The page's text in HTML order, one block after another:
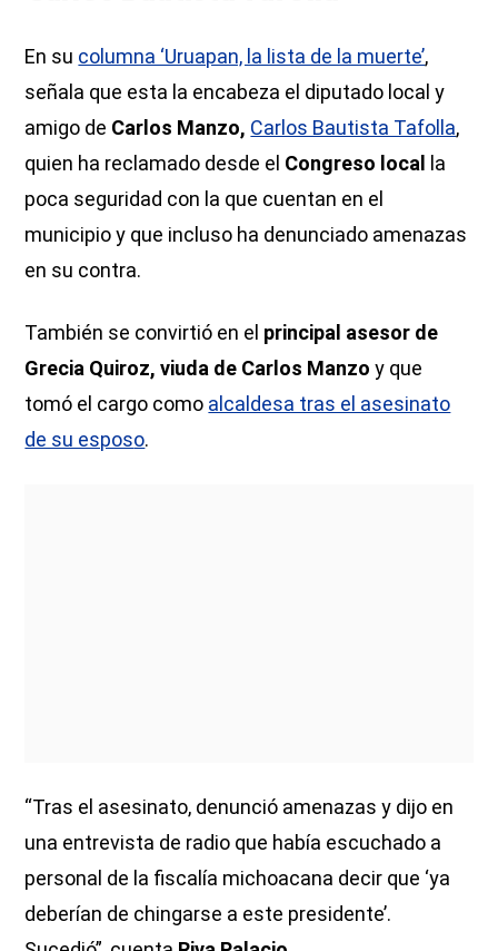
En su columna ‘Uruapan, la lista de la muerte’,
señala que esta la encabeza el diputado local y
amigo de Carlos Manzo, Carlos Bautista Tafolla,
quien ha reclamado desde el Congreso local la
poca seguridad con la que cuentan en el
municipio y que incluso ha denunciado amenazas
en su contra.
También se convirtió en el principal asesor de
Grecia Quiroz, viuda de Carlos Manzo y que
tomó el cargo como alcaldesa tras el asesinato
de su esposo.
“Tras el asesinato, denunció amenazas y dijo en
una entrevista de radio que había escuchado a
personal de la fiscalía michoacana decir que ‘ya
deberían de chingarse a este presidente’.